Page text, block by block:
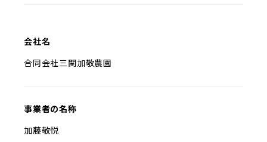
会社名
合同会社三関加敬農園
事業者の名称
加藤敬悦